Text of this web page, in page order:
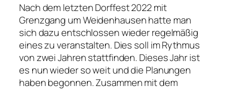
Nach dem letzten Dorffest 2022 mit
Grenzgang um Weidenhausen hatte man
sich dazu entschlossen wieder regelmäßig
eines zu veranstalten. Dies soll im Rythmus
von zwei Jahren stattfinden. Dieses Jahr ist
es nun wieder so weit und die Planungen
haben begonnen. Zusammen mit dem